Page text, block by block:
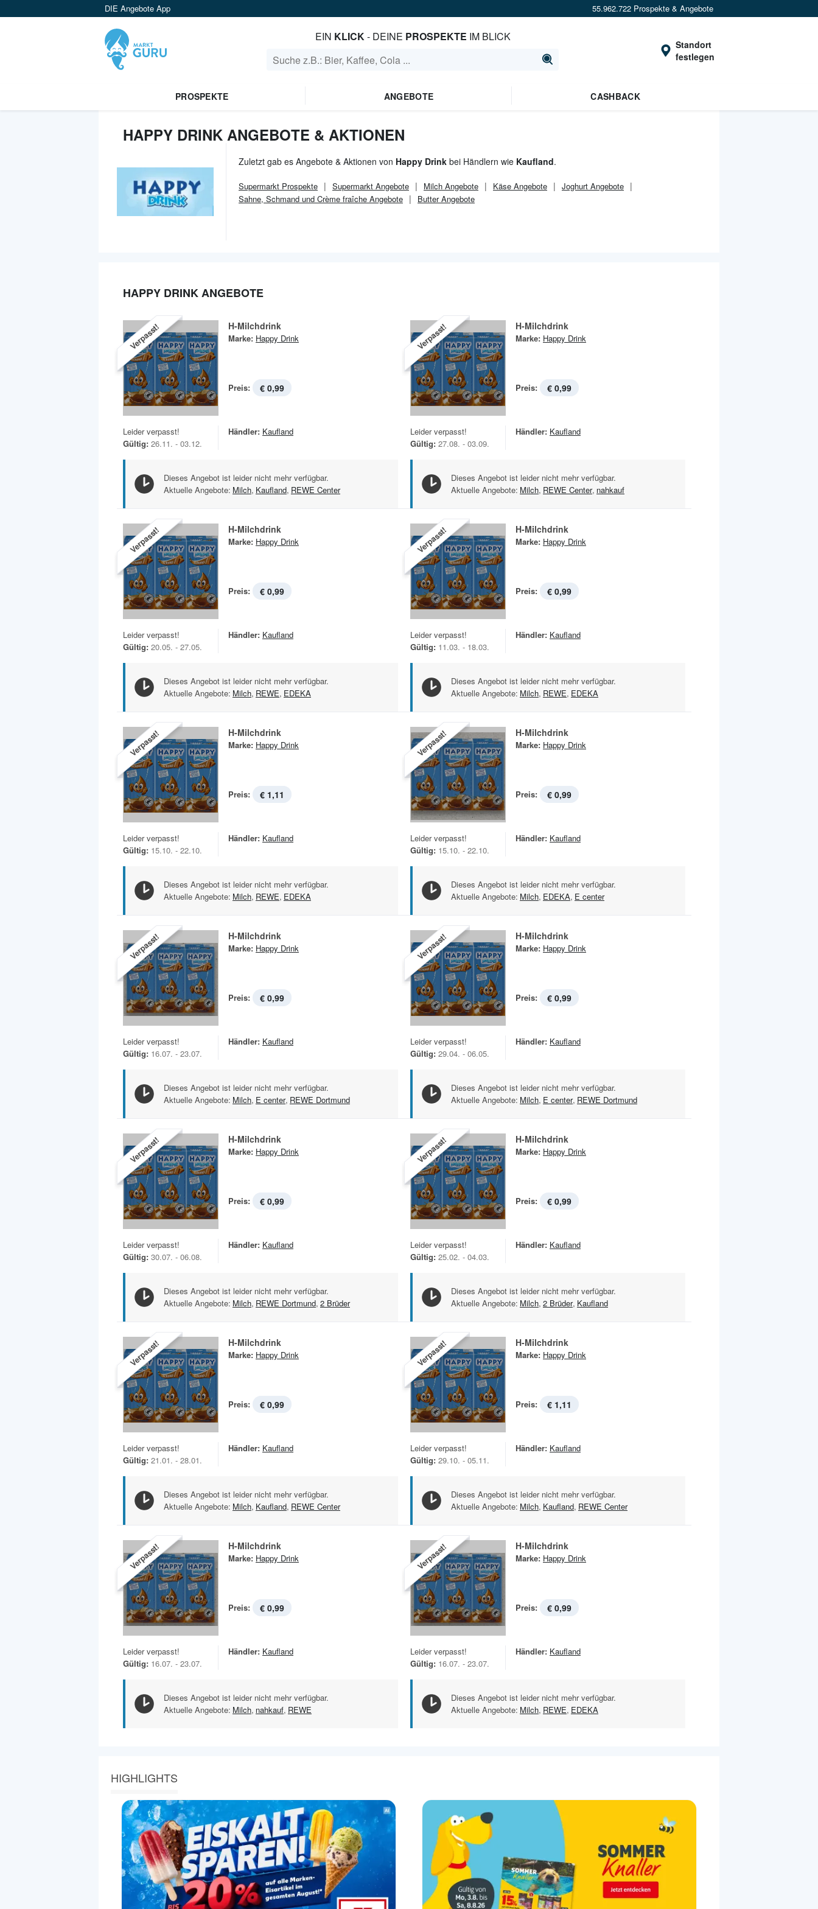
DIE Angebote App 55.962.722 Prospekte & Angebote
EIN KLICK- DEINE PROSPEKTE IM BLICK
Standort
festlegen
PROSPEKTE ANGEBOTE CASHBACK
HAPPY DRINK ANGEBOTE & AKTIONEN
Zuletzt gab es Angebote & Aktionen von Happy Drink bei Händlern wie Kaufland.
Supermarkt Prospekte Supermarkt Angebote Milch Angebote Käse Angebote
Joghurt Angebote
Sahne, Schmand und Crème fraîche Angebote
Butter Angebote
HAPPY DRINK ANGEBOTE
Verpasst! H-Milchdrink
Marke: Happy Drink
Preis: € 0,99
Leider verpasst!
Gültig: 26.11. - 03.12.
Händler: Kaufland
Dieses Angebot ist leider nicht mehr verfügbar.
Aktuelle Angebote: Milch, Kaufland, REWE Center
Verpasst! H-Milchdrink
Marke: Happy Drink
Preis: € 0,99
Leider verpasst!
Gültig: 27.08. - 03.09.
Händler: Kaufland
Dieses Angebot ist leider nicht mehr verfügbar.
Aktuelle Angebote: Milch, REWE Center, nahkauf
Verpasst! H-Milchdrink
Marke: Happy Drink
Preis: € 0,99
Leider verpasst!
Gültig: 20.05. - 27.05.
Händler: Kaufland
Dieses Angebot ist leider nicht mehr verfügbar.
Aktuelle Angebote: Milch, REWE, EDEKA
Verpasst! H-Milchdrink
Marke: Happy Drink
Preis: € 0,99
Leider verpasst!
Gültig: 11.03. - 18.03.
Händler: Kaufland
Dieses Angebot ist leider nicht mehr verfügbar.
Aktuelle Angebote: Milch, REWE, EDEKA
Verpasst! H-Milchdrink
Marke: Happy Drink
Preis: € 1,11
Leider verpasst!
Gültig: 15.10. - 22.10.
Händler: Kaufland
Dieses Angebot ist leider nicht mehr verfügbar.
Aktuelle Angebote: Milch, REWE, EDEKA
Verpasst! H-Milchdrink
Marke: Happy Drink
Preis: € 0,99
Leider verpasst!
Gültig: 15.10. - 22.10.
Händler: Kaufland
Dieses Angebot ist leider nicht mehr verfügbar.
Aktuelle Angebote: Milch, EDEKA, E center
Verpasst! H-Milchdrink
Marke: Happy Drink
Preis: € 0,99
Leider verpasst!
Gültig: 16.07. - 23.07.
Händler: Kaufland
Dieses Angebot ist leider nicht mehr verfügbar.
Aktuelle Angebote: Milch, E center, REWE Dortmund
Verpasst! H-Milchdrink
Marke: Happy Drink
Preis: € 0,99
Leider verpasst!
Gültig: 29.04. - 06.05.
Händler: Kaufland
Dieses Angebot ist leider nicht mehr verfügbar.
Aktuelle Angebote: Milch, E center, REWE Dortmund
Verpasst! H-Milchdrink
Marke: Happy Drink
Preis: € 0,99
Leider verpasst!
Gültig: 30.07. - 06.08.
Händler: Kaufland
Dieses Angebot ist leider nicht mehr verfügbar.
Aktuelle Angebote: Milch, REWE Dortmund, 2 Brüder
Verpasst! H-Milchdrink
Marke: Happy Drink
Preis: € 0,99
Leider verpasst!
Gültig: 25.02. - 04.03.
Händler: Kaufland
Dieses Angebot ist leider nicht mehr verfügbar.
Aktuelle Angebote: Milch, 2 Brüder, Kaufland
Verpasst! H-Milchdrink
Marke: Happy Drink
Preis: € 0,99
Leider verpasst!
Gültig: 21.01. - 28.01.
Händler: Kaufland
Dieses Angebot ist leider nicht mehr verfügbar.
Aktuelle Angebote: Milch, Kaufland, REWE Center
Verpasst! H-Milchdrink
Marke: Happy Drink
Preis: € 1,11
Leider verpasst!
Gültig: 29.10. - 05.11.
Händler: Kaufland
Dieses Angebot ist leider nicht mehr verfügbar.
Aktuelle Angebote: Milch, Kaufland, REWE Center
Verpasst! H-Milchdrink
Marke: Happy Drink
Preis: € 0,99
Leider verpasst!
Gültig: 16.07. - 23.07.
Händler: Kaufland
Dieses Angebot ist leider nicht mehr verfügbar.
Aktuelle Angebote: Milch, nahkauf, REWE
Verpasst! H-Milchdrink
Marke: Happy Drink
Preis: € 0,99
Leider verpasst!
Gültig: 16.07. - 23.07.
Händler: Kaufland
Dieses Angebot ist leider nicht mehr verfügbar.
Aktuelle Angebote: Milch, REWE, EDEKA
HIGHLIGHTS